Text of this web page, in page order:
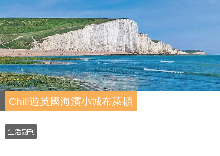
Chill遊英國海濱小城布萊頓
生活副刊